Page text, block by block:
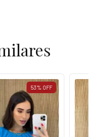
53% OFF